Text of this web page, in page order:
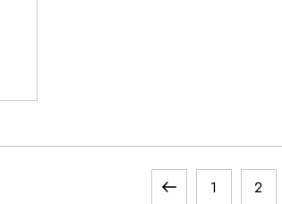
PreviousPage
1 Page
2